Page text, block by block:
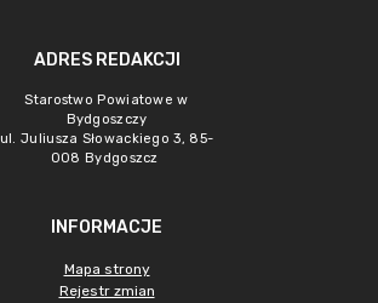
ADRES REDAKCJI
Starostwo Powiatowe w
Bydgoszczy
ul. Juliusza Słowackiego 3, 85-
008 Bydgoszcz
INFORMACJE
Mapa strony
Rejestr zmian